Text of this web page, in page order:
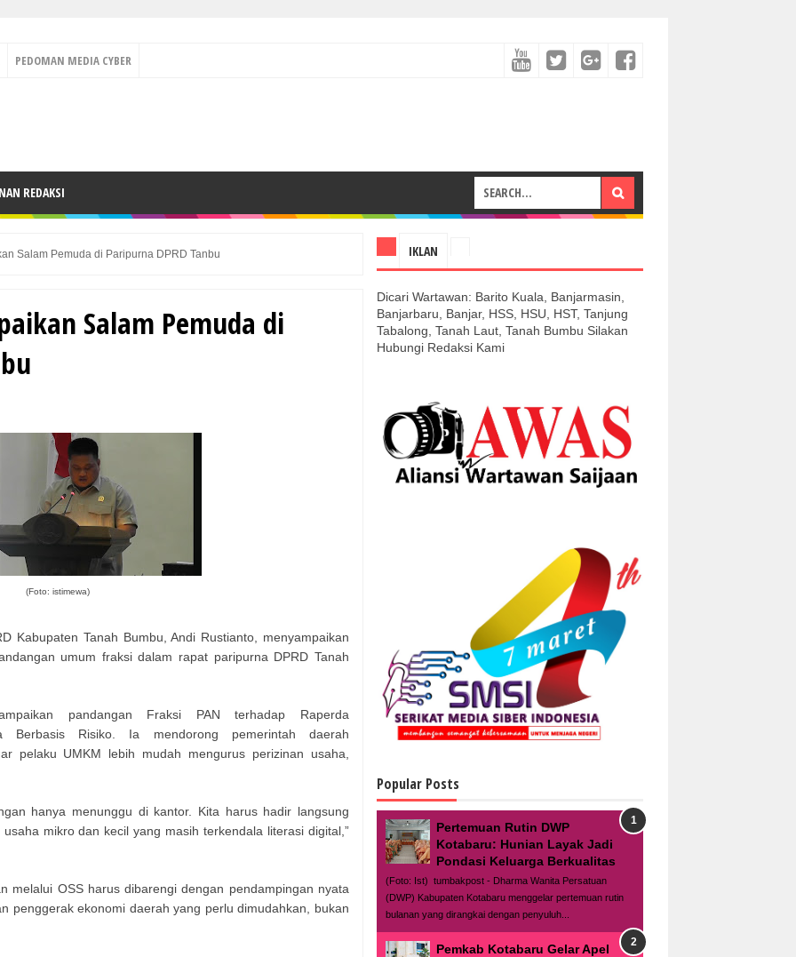
PEDOMAN MEDIA CYBER
REDAKSI
Salam Pemuda di Paripurna DPRD Tanbu
Salam Pemuda di
(Foto: istimewa)
Kabupaten Tanah Bumbu, Andi Rustianto, menyampaikan
umum fraksi dalam rapat paripurna DPRD Tanah
pandangan Fraksi PAN terhadap Raperda
Berbasis Risiko. Ia mendorong pemerintah daerah
pelaku UMKM lebih mudah mengurus perizinan usaha,
hanya menunggu di kantor. Kita harus hadir langsung
mikro dan kecil yang masih terkendala literasi digital,”
melalui OSS harus dibarengi dengan pendampingan nyata
penggerak ekonomi daerah yang perlu dimudahkan, bukan
IKLAN
Dicari Wartawan: Barito Kuala, Banjarmasin,
Banjarbaru, Banjar, HSS, HSU, HST, Tanjung
Tabalong, Tanah Laut, Tanah Bumbu Silakan
Hubungi Redaksi Kami
Popular Posts
Pertemuan Rutin DWP
Kotabaru: Hunian Layak Jadi
Pondasi Keluarga Berkualitas
(Foto: Ist) tumbakpost - Dharma Wanita Persatuan
(DWP) Kabupaten Kotabaru menggelar pertemuan rutin
bulanan yang dirangkai dengan penyuluh...
Pemkab Kotabaru Gelar Apel